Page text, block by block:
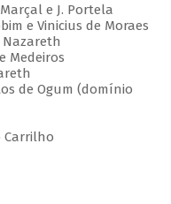
e J. Portela
e Vinicius de Moraes
Nazareth
Medeiros
de Ogum (domínio
Carrilho